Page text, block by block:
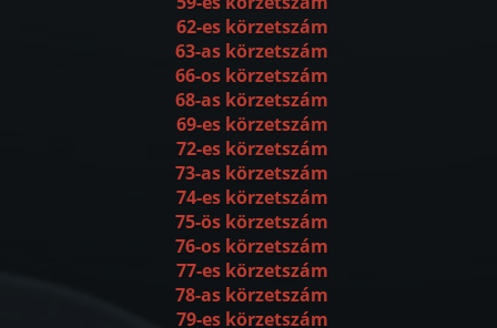
62-es körzetszám
63-as körzetszám
66-os körzetszám
68-as körzetszám
69-es körzetszám
72-es körzetszám
73-as körzetszám
74-es körzetszám
75-ös körzetszám
76-os körzetszám
77-es körzetszám
78-as körzetszám
79-es körzetszám